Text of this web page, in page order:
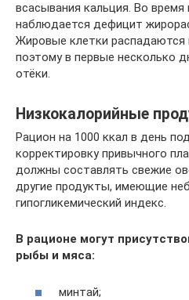
всасывания кальция. Во
наблюдается дефицит
Жировые клетки распадаются
поэтому в первые несколько
отёки.
Низкокалорийные
Рацион на 1000 ккал в день
корректировку привычного
должны составлять свежие
другие продукты, имеющие
гипогликемический индекс.
В рационе могут
рыбы и мяса:
минтай;